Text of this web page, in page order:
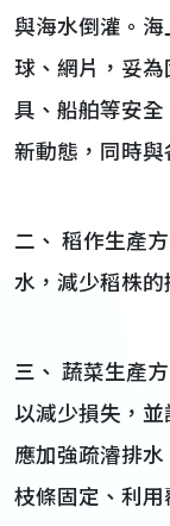
與海水倒灌。
球、網片，妥
具、船舶等安
新動態，同時與
二、 稻作生產
水，減少稻株的
三、 蔬菜生產
以減少損失，
應加強疏濬排
枝條固定、利